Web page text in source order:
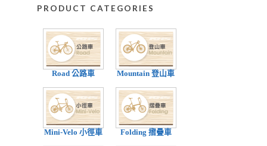
PRODUCT CATEGORIES
Road 公路車 Mountain 登山車
Mini-Velo 小徑車 Folding 摺疊車